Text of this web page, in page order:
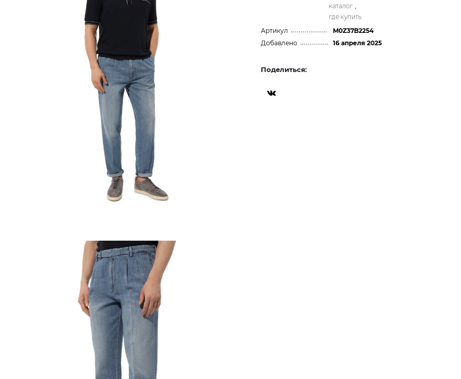
каталог ,
где купить
Артикул
M0Z37B2254
Добавлено
16 апреля 2025
Поделиться: